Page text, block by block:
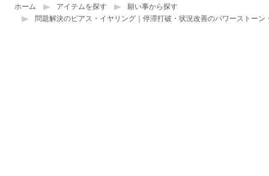
ホーム アイテムを探す
願い事から探す
問題解決のピアス・イヤリング｜停滞打破・状況改善のパワーストーン